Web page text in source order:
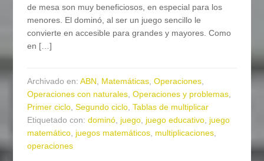
de mesa son muy beneficiosos, en especial para los
menores. El dominó, al ser un juego sencillo le
convierte en accesible para grandes y mayores. Como
en […]
Archivado en:ABN, Matemáticas,Operaciones,
Operaciones con naturales,Operaciones y problemas,
Primer ciclo,Segundo ciclo,Tablas de multiplicar
Etiquetado con:dominó, juego, juego educativo, juego
matemático, juegos matemáticos, multiplicaciones,
operaciones